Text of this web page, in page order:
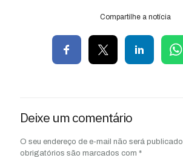
Compartilhe a notícia
Deixe um comentário
O seu endereço de e-mail não será publicado.
obrigatórios são marcados com *